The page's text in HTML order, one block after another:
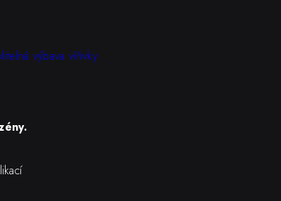
výbava vířivky